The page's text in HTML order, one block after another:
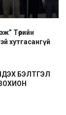
Төрийн
хутгасангүй
БЭЛТГЭЛ